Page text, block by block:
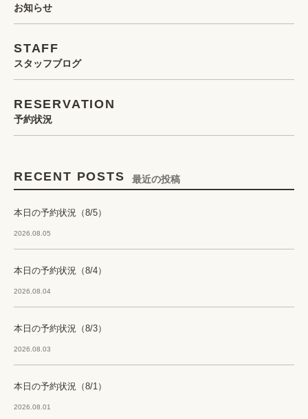
お知らせ
STAFF
スタッフブログ
RESERVATION
予約状況
RECENT POSTS 最近の投稿
本日の予約状況（8/5）
2026.08.05
本日の予約状況（8/4）
2026.08.04
本日の予約状況（8/3）
2026.08.03
本日の予約状況（8/1）
2026.08.01